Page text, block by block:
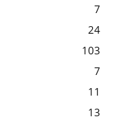
7
24
103
7
11
13